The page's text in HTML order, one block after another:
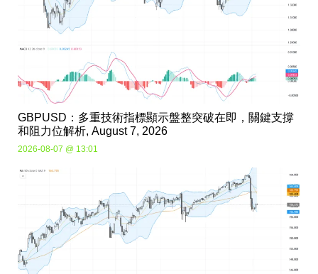
GBPUSD：多重技術指標顯示盤整突破在即，關鍵支撐
和阻力位解析, August 7, 2026
2026-08-07 @ 13:01